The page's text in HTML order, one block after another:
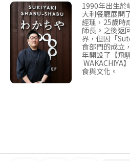
1990年出生於
大利餐廳展開
經理，25歲時
師長。之後返
界，但因「
食部門的成立
年開設了【飛
WAKACHIYA
食與文化。